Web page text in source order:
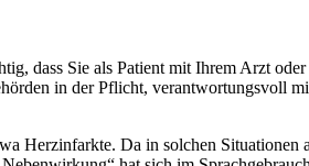
dass Sie als Patient mit Ihrem Arzt
in der Pflicht, verantwortungsvoll
Herzinfarkte. Da in solchen Situationen